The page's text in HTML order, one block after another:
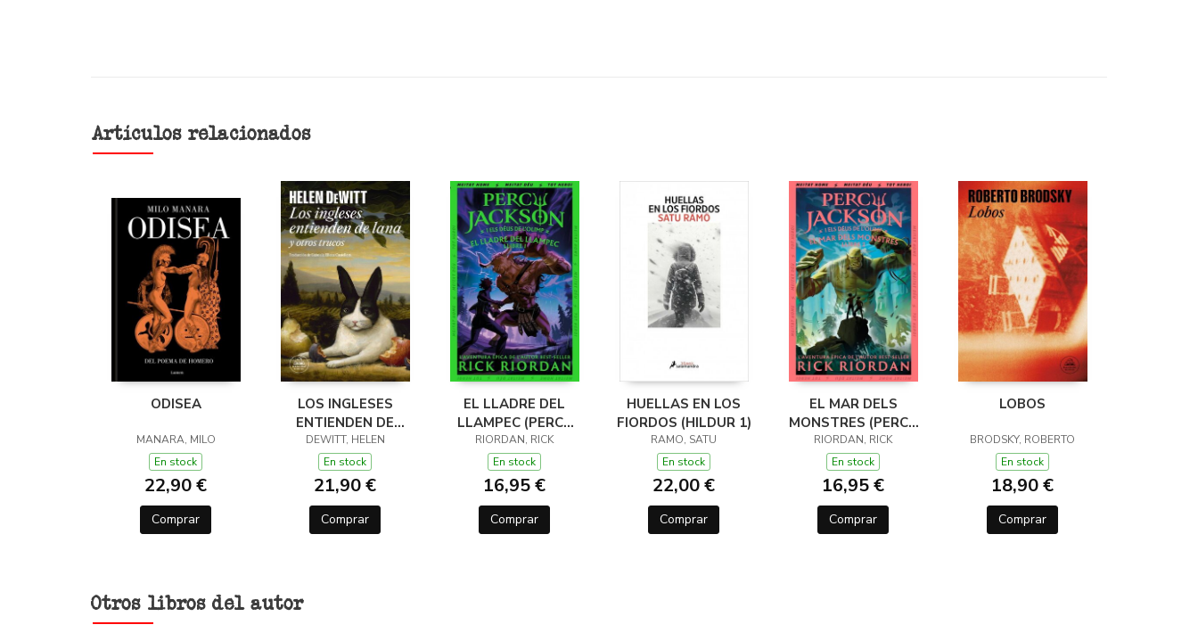
Artículos relacionados
ODISEA
MANARA, MILO
En stock
22,90 €
Comprar
LOS INGLESES
ENTIENDEN DE
LANA (Y OTROS
TRUCOS)
DEWITT, HELEN
En stock
21,90 €
Comprar
EL LLADRE DEL
LLAMPEC (PERCY
JACKSON I ELS
DÉUS DE L'OLIMP 1)
RIORDAN, RICK
En stock
16,95 €
Comprar
HUELLAS EN LOS
FIORDOS (HILDUR 1)
RAMO, SATU
En stock
22,00 €
Comprar
EL MAR DELS
MONSTRES (PERCY
JACKSON I ELS
DÉUS DE L'OLIMP 2)
RIORDAN, RICK
En stock
16,95 €
Comprar
LOBOS
BRODSKY, ROBERTO
En stock
18,90 €
Comprar
Otros libros del autor